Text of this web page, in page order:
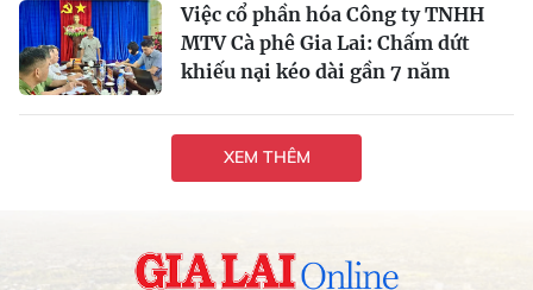
Việc cổ phần hóa Công ty TNHH
MTV Cà phê Gia Lai: Chấm dứt
khiếu nại kéo dài gần 7 năm
XEM THÊM